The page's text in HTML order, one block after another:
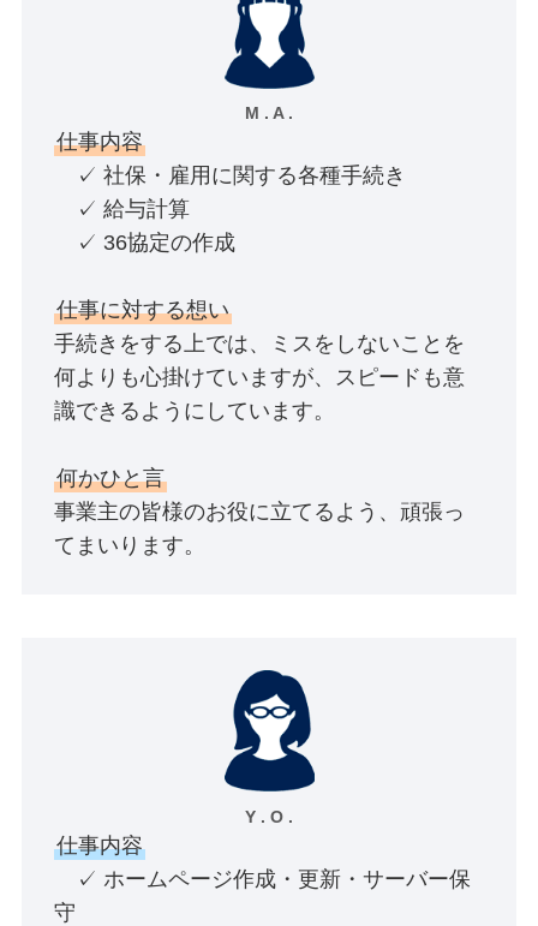
M . A .
仕事内容
✓ 社保・雇用に関する各種手続き
✓ 給与計算
✓ 36協定の作成
仕事に対する想い
手続きをする上では、ミスをしないことを
何よりも心掛けていますが、スピードも意
識できるようにしています。
何かひと言
事業主の皆様のお役に立てるよう、頑張っ
てまいります。
Y . O .
仕事内容
✓ ホームページ作成・更新・サーバー保
守